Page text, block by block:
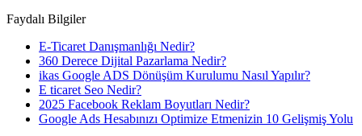
Faydalı Bilgiler
E-Ticaret Danışmanlığı Nedir?
360 Derece Dijital Pazarlama Nedir?
ikas Google ADS Dönüşüm Kurulumu Nasıl Yapılır?
E ticaret Seo Nedir?
2025 Facebook Reklam Boyutları Nedir?
Google Ads Hesabınızı Optimize Etmenizin 10 Gelişmiş Yolu